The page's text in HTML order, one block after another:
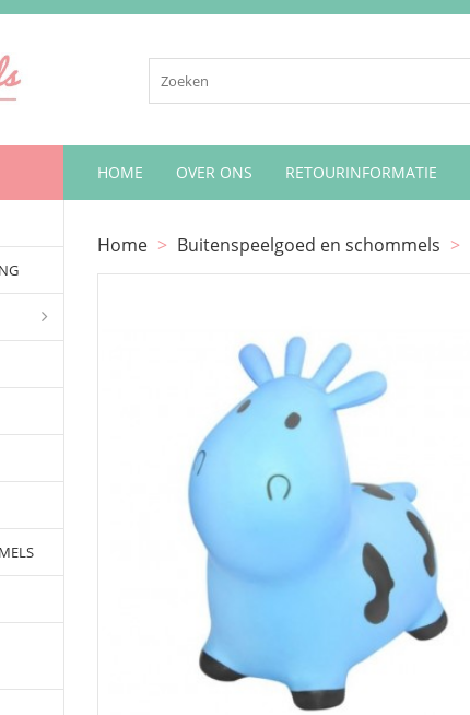
HOME OVER ONS RETOURINFORMATIE
Home > Buitenspeelgoed en schommels >